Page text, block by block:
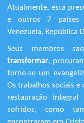
Atualmente, está
e outros 7 países
Venezuela, República
Seus membros
transformar,
torne-se um
Os trabalhos sociais e
restauração
sofridos, como